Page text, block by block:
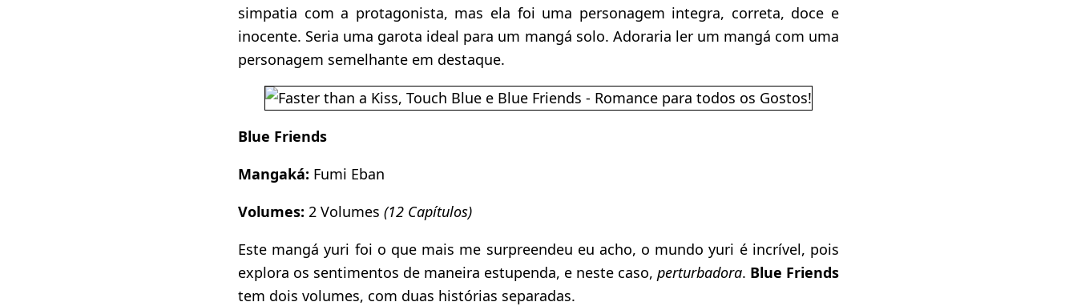
simpatia com a protagonista, mas ela foi uma personagem integra, correta, doce e
inocente. Seria uma garota ideal para um mangá solo. Adoraria ler um mangá com uma
personagem semelhante em destaque.
Blue Friends
Mangaká: Fumi Eban
Volumes: 2 Volumes (12 Capítulos)
Este mangá yuri foi o que mais me surpreendeu eu acho, o mundo yuri é incrível, pois
explora os sentimentos de maneira estupenda, e neste caso, perturbadora. Blue Friends
tem dois volumes, com duas histórias separadas.